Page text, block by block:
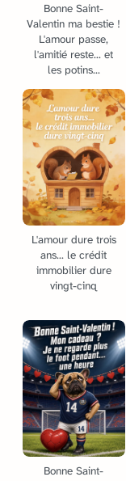
Bonne Saint-
Valentin ma bestie !
L'amour passe,
l'amitié reste... et
les potins...
L'amour dure trois
ans... le crédit
immobilier dure
vingt-cinq
Bonne Saint-